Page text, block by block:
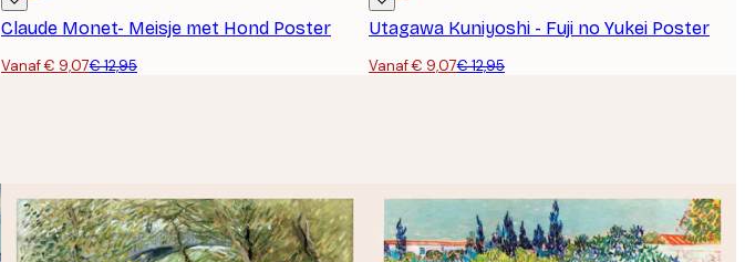
Claude Monet- Meisje met Hond Poster
Vanaf € 9,07€ 12,95
Utagawa Kuniyoshi - Fuji no Yukei Poster
Vanaf € 9,07€ 12,95